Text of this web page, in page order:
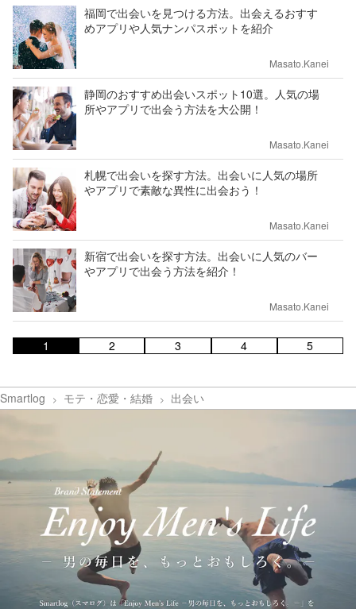
福岡で出会いを見つける方法。出会えるおすす
めアプリや人気ナンパスポットを紹介
Masato.Kanei
静岡のおすすめ出会いスポット10選。人気の場
所やアプリで出会う方法を大公開！
Masato.Kanei
札幌で出会いを探す方法。出会いに人気の場所
やアプリで素敵な異性に出会おう！
Masato.Kanei
新宿で出会いを探す方法。出会いに人気のバー
やアプリで出会う方法を紹介！
Masato.Kanei
1 2 3 4 5
Smartlog モテ・恋愛・結婚 出会い